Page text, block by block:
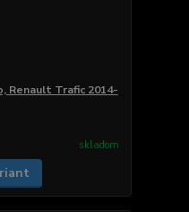
Renault Trafic 2014-
skladom